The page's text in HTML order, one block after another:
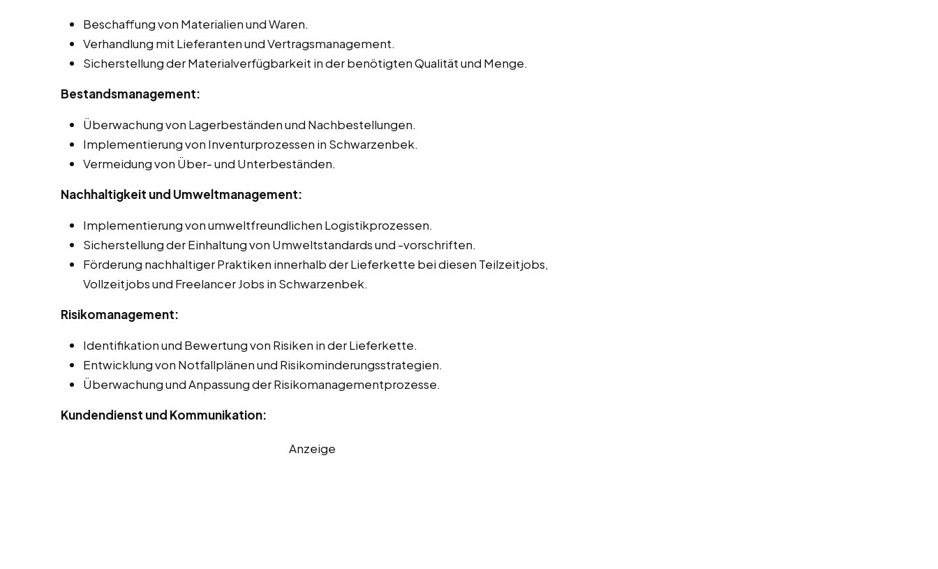
Beschaffung von Materialien und Waren.
Verhandlung mit Lieferanten und Vertragsmanagement.
Sicherstellung der Materialverfügbarkeit in der benötigten Qualität und Menge.
Bestandsmanagement:
Überwachung von Lagerbeständen und Nachbestellungen.
Implementierung von Inventurprozessen in Schwarzenbek.
Vermeidung von Über- und Unterbeständen.
Nachhaltigkeit und Umweltmanagement:
Implementierung von umweltfreundlichen Logistikprozessen.
Sicherstellung der Einhaltung von Umweltstandards und -vorschriften.
Förderung nachhaltiger Praktiken innerhalb der Lieferkette bei diesen Teilzeitjobs,
Vollzeitjobs und Freelancer Jobs in Schwarzenbek.
Risikomanagement:
Identifikation und Bewertung von Risiken in der Lieferkette.
Entwicklung von Notfallplänen und Risikominderungsstrategien.
Überwachung und Anpassung der Risikomanagementprozesse.
Kundendienst und Kommunikation:
Anzeige